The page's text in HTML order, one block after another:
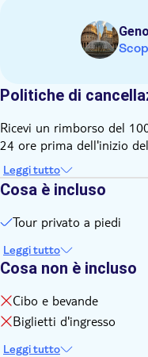
Politiche di
Ricevi un rimborso del
24 ore prima dell'inizio
Leggi tutto
Cosa è incluso
Tour privato a piedi
Leggi tutto
Cosa non è incluso
Cibo e bevande
Biglietti d'ingresso
Leggi tutto